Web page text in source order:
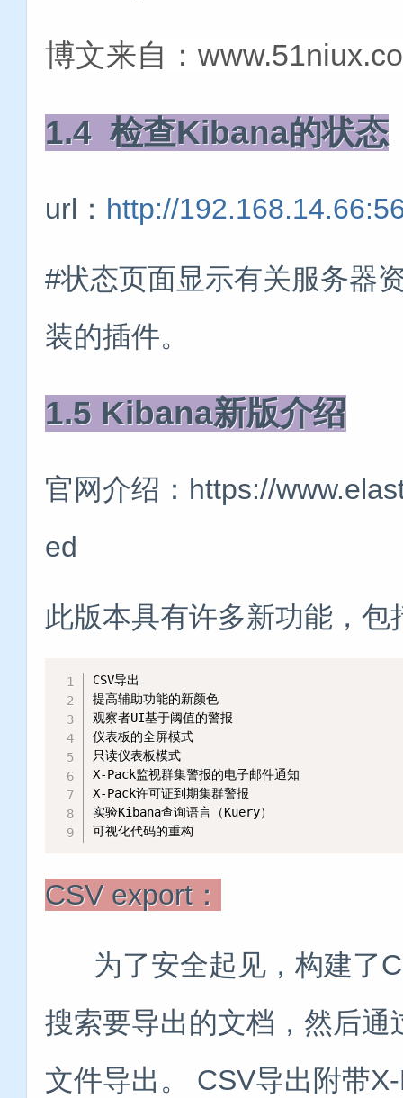
博文来自：
1.4 检查Kibana的状态
url： http://
#状态页面显示有关服务器
装的插件。
1.5 Kibana新版介绍
官网介绍：https://
ed
此版本具有许多新功能，包
CSV导出
提高辅助功能的新颜色
观察者UI基于阈值的警报
仪表板的全屏模式
只读仪表板模式
X-Pack监视群集警报的电子邮件通知
X-Pack许可证到期集群警报
实验Kibana查询语言（Kuery）
可视化代码的重构
CSV export：
为了安全起见，构建了
搜索要导出的文档，然后
文件导出。 CSV导出附带